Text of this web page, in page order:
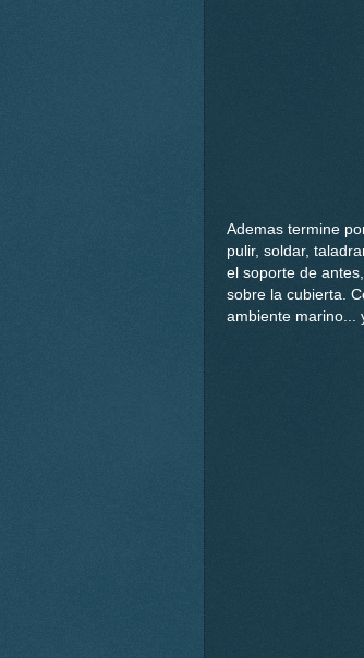
Ademas termine
pulir, soldar,
el soporte de
sobre la cubierta.
ambiente marino...